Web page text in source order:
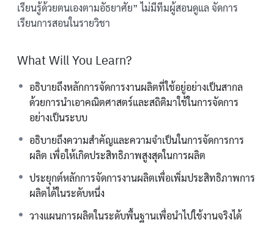
เรียนรู้ด้วยตนเองตามอัธยาศัย” ไม่มีทีมผู้สอนดูแล จัดการ
เรียนการสอนในรายวิชา
What Will You Learn?
อธิบายถึงหลักการจัดการงานผลิตที่ใช้อยู่อย่างเป็นสากล
ด้วยการนำเอาคณิตศาสตร์และสถิติมาใช้ในการจัดการ
อย่างเป็นระบบ
อธิบายถึงความสำคัญและความจำเป็นในการจัดการการ
ผลิต เพื่อให้เกิดประสิทธิภาพสูงสุดในการผลิต
ประยุกต์หลักการจัดการงานผลิตเพื่อเพิ่มประสิทธิภาพการ
ผลิตได้ในระดับหนึ่ง
วางแผนการผลิตในระดับพื้นฐานเพื่อนำไปใช้งานจริงได้